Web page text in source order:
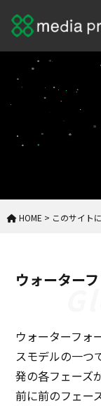
HOME > このサイト
ウォーター
ウォーターフォ
スモデルの一つ
発の各フェーズ
前に前のフェー